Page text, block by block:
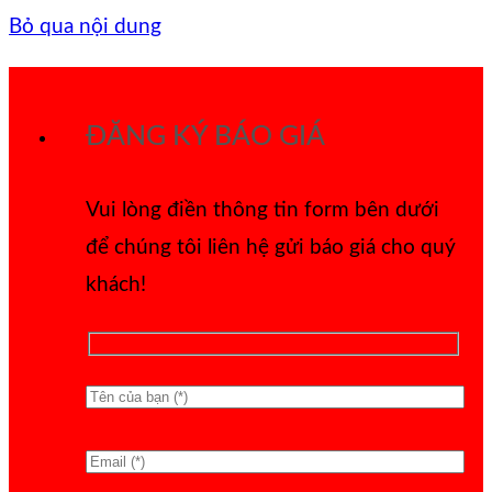
Bỏ qua nội dung
ĐĂNG KÝ BÁO GIÁ
Vui lòng điền thông tin form bên dưới
để chúng tôi liên hệ gửi báo giá cho quý
khách!